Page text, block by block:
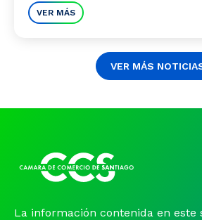
VER MÁS
VER MÁS
La información contenida en este